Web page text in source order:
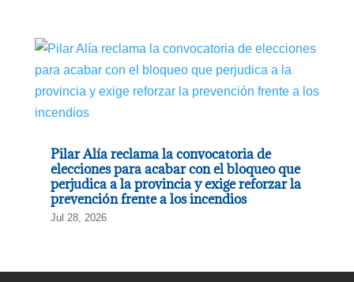
Pilar Alía reclama la convocatoria de
elecciones para acabar con el bloqueo que
perjudica a la provincia y exige reforzar la
prevención frente a los incendios
Jul 28, 2026